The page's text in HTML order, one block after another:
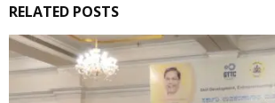
RELATED POSTS